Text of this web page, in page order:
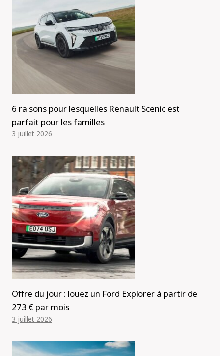
6 raisons pour lesquelles Renault Scenic est
parfait pour les familles
3 juillet 2026
Offre du jour : louez un Ford Explorer à partir de
273 € par mois
3 juillet 2026